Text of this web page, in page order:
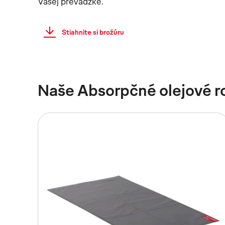
Stiahnite si brožúru
Naše Absorpčné olejové